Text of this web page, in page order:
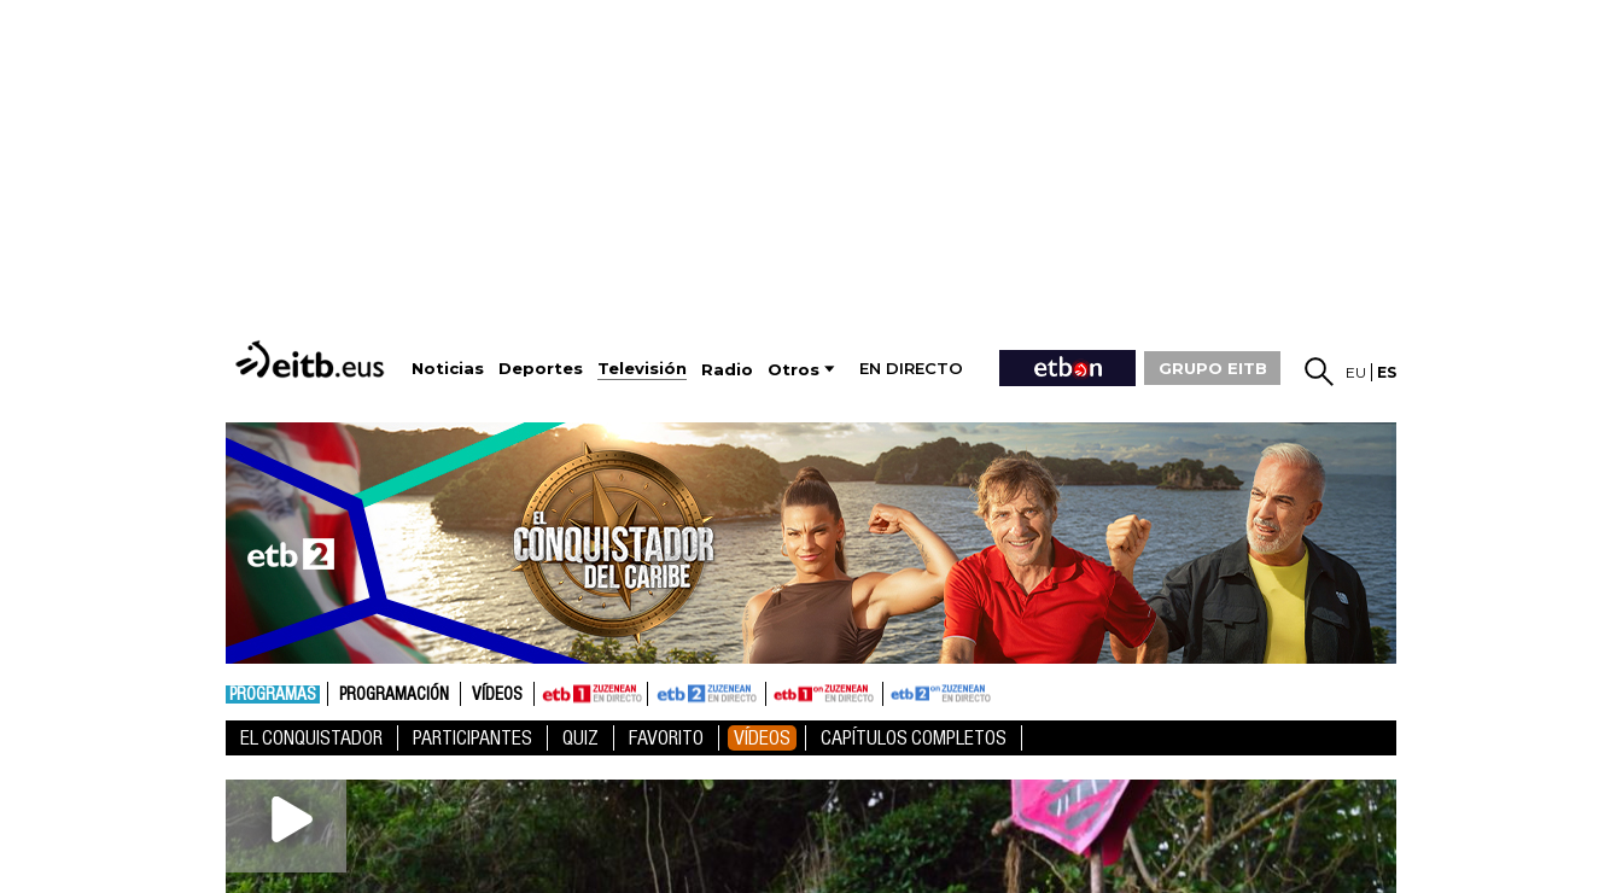
Noticias Deportes Televisión Radio Otros EN DIRECTO GRUPO EITB EU ES
PROGRAMAS PROGRAMACIÓN VÍDEOS
EL CONQUISTADOR PARTICIPANTES QUIZ FAVORITO VÍDEOS CAPÍTULOS COMPLETOS